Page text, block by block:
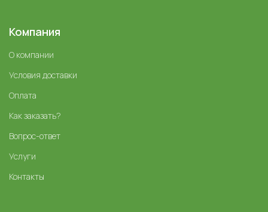
Компания
О компании
Условия доставки
Оплата
Как заказать?
Вопрос-ответ
Услуги
Контакты